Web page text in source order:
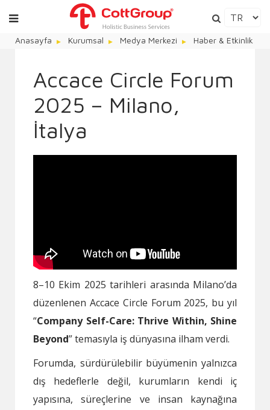
Anasayfa Kurumsal Medya Merkezi Haber & Etkinlik
Accace Circle Forum
2025 – Milano,
İtalya
8–10 Ekim 2025 tarihleri arasında Milano’da
düzenlenen Accace Circle Forum 2025, bu yıl
“Company Self-Care: Thrive Within, Shine
Beyond” temasıyla iş dünyasına ilham verdi.
Forumda, sürdürülebilir büyümenin yalnızca
dış hedeflerle değil, kurumların kendi iç
yapısına, süreçlerine ve insan kaynağına